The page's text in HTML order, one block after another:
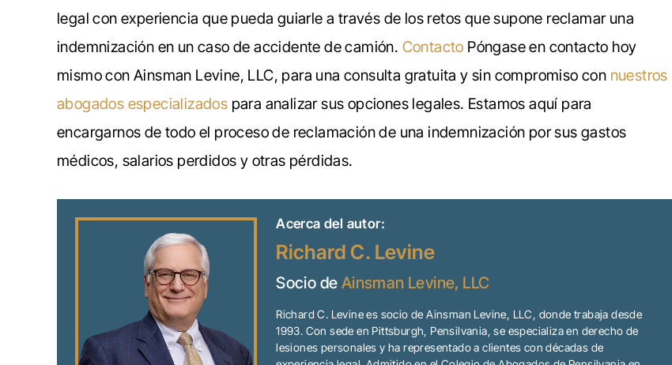
legal con experiencia que pueda guiarle a través de los retos que supone reclamar una
indemnización en un caso de accidente de camión. Contacto Póngase en contacto hoy
mismo con Ainsman Levine, LLC, para una consulta gratuita y sin compromiso con nuestros
abogados especializados para analizar sus opciones legales. Estamos aquí para
encargarnos de todo el proceso de reclamación de una indemnización por sus gastos
médicos, salarios perdidos y otras pérdidas.
Acerca del autor:
Richard C. Levine
Socio de Ainsman Levine, LLC
Richard C. Levine es socio de Ainsman Levine, LLC, donde trabaja desde
1993. Con sede en Pittsburgh, Pensilvania, se especializa en derecho de
lesiones personales y ha representado a clientes con décadas de